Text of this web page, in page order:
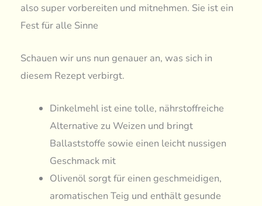
also super vorbereiten und mitnehmen. Sie ist ein
Fest für alle Sinne
Schauen wir uns nun genauer an, was sich in
diesem Rezept verbirgt.
Dinkelmehl ist eine tolle, nährstoffreiche
Alternative zu Weizen und bringt
Ballaststoffe sowie einen leicht nussigen
Geschmack mit
Olivenöl sorgt für einen geschmeidigen,
aromatischen Teig und enthält gesunde